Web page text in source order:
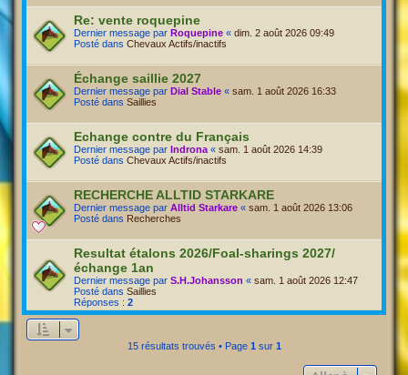
Re: vente roquepine
Dernier message par Roquepine « dim. 2 août 2026 09:49
Posté dans Chevaux Actifs/inactifs
Échange saillie 2027
Dernier message par Dial Stable « sam. 1 août 2026 16:33
Posté dans Saillies
Echange contre du Français
Dernier message par Indrona « sam. 1 août 2026 14:39
Posté dans Chevaux Actifs/inactifs
RECHERCHE ALLTID STARKARE
Dernier message par Alltid Starkare « sam. 1 août 2026 13:06
Posté dans Recherches
Resultat étalons 2026/Foal-sharings 2027/
échange 1an
Dernier message par S.H.Johansson « sam. 1 août 2026 12:47
Posté dans Saillies
Réponses : 2
15 résultats trouvés • Page 1 sur 1